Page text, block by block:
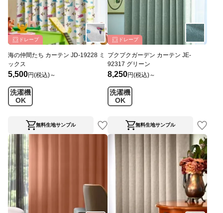
ドレープ
海の仲間たち カーテン JD-19228 ミ
ックス
5,500円(税込)～
洗濯機
OK
無料生地サンプル
ドレープ
プクプクガーデン カーテン JE-
92317 グリーン
8,250円(税込)～
洗濯機
OK
無料生地サンプル